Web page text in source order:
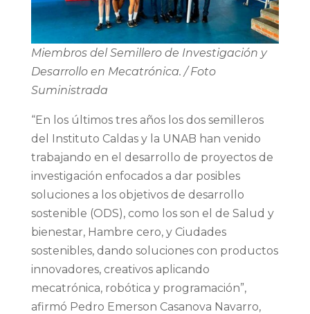
Miembros del Semillero de Investigación y
Desarrollo en Mecatrónica. / Foto
Suministrada
“En los últimos tres años los dos semilleros
del Instituto Caldas y la UNAB han venido
trabajando en el desarrollo de proyectos de
investigación enfocados a dar posibles
soluciones a los objetivos de desarrollo
sostenible (ODS), como los son el de Salud y
bienestar, Hambre cero, y Ciudades
sostenibles, dando soluciones con productos
innovadores, creativos aplicando
mecatrónica, robótica y programación”,
afirmó Pedro Emerson Casanova Navarro,